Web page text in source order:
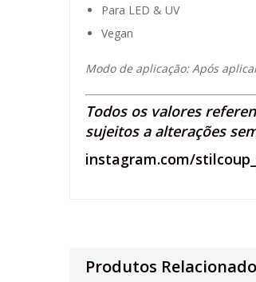
Para LED & UV
Vegan
Modo de aplicação: Após
Todos os valores
sujeitos a alterações
instagram.com/
Produtos